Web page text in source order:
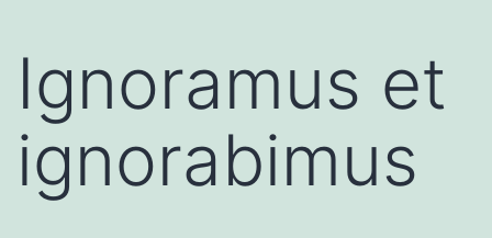
Ignoramus et
ignorabimus